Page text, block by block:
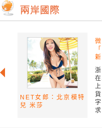
NET女郎：北京模特
兒 米莎